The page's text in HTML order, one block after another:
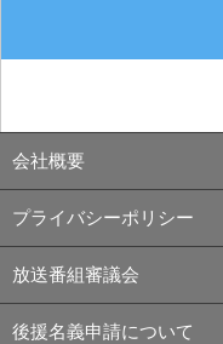
会社概要
プライバシーポリシー
放送番組審議会
後援名義申請について